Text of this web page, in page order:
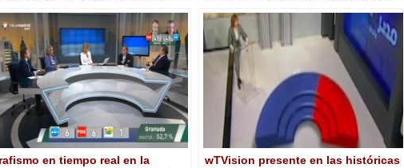
en tiempo real en la
wTVision presente en las históricas